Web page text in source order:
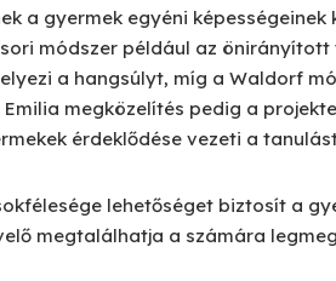
a gyermek egyéni
módszer például az
a hangsúlyt, míg a Waldorf
Emilia megközelítés pedig a
érdeklődése vezeti a
lehetőséget biztosít a
megtalálhatja a számára